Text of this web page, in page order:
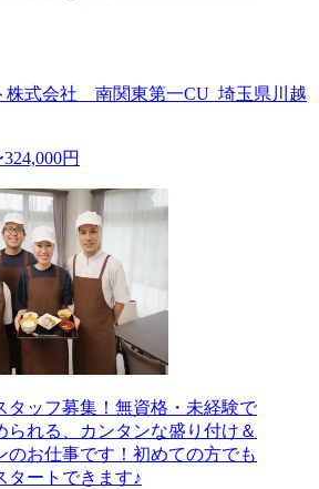
株式会社 南関東第一CU_埼玉県川越
円
タッフ募集！無資格・未経験で
られる、カンタンな盛り付け＆
のお仕事です！初めての方でも
タートできます♪